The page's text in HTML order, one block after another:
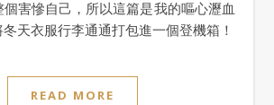
害慘自己，所以這篇是我的嘔心瀝血
天衣服行李通通打包進一個登機箱！
READ MORE